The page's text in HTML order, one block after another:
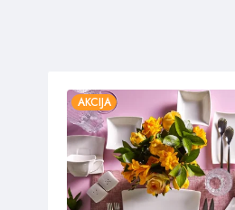
AKCIJA